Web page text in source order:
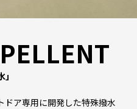
ドア専用に開発した特殊撥水